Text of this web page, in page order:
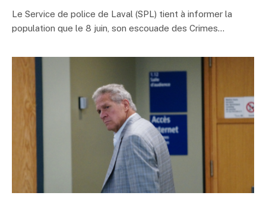
Le Service de police de Laval (SPL) tient à informer la
population que le 8 juin, son escouade des Crimes…